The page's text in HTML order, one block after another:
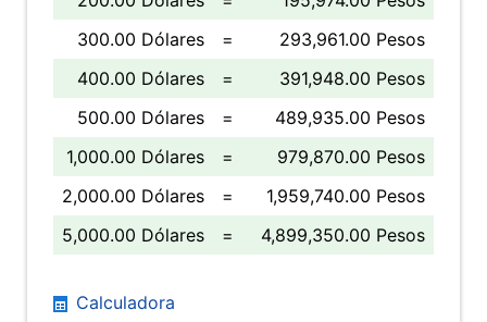
300.00 Dólares
=
293,961.00 Pesos
400.00 Dólares
=
391,948.00 Pesos
500.00 Dólares
=
489,935.00 Pesos
1,000.00 Dólares
=
979,870.00 Pesos
2,000.00 Dólares
=
1,959,740.00 Pesos
5,000.00 Dólares
= 4,899,350.00 Pesos
Calculadora